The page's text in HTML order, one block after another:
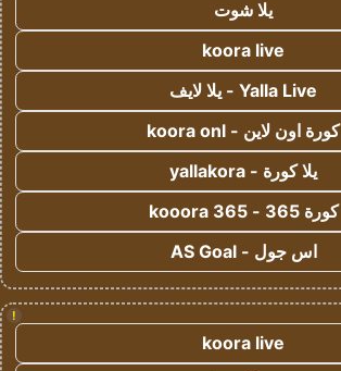
يلا شوت
koora live
Yalla Live - يلا لايف
كورة اون لاين - koora onl
يلا كورة - yallakora
كورة 365 - kooora 365
اس جول - AS Goal
!
koora live